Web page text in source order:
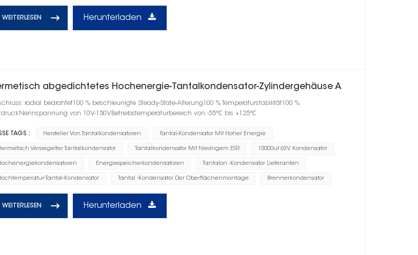
WEITERLESEN Herunterladen
abgedichtetes Hochenergie-Tantalkondensator-Zylindergehäuse A
radial bedrahtet100 % beschleunigte Steady-State-Alterung100 % Temperaturstabilität100 %
von 10V-150VBetriebstemperaturbereich von -55℃ bis +125℃
TAGS : Hersteller Von Tantalkondensatoren Tantal-Kondensator Mit Hoher Energie
Versiegelter Tantalkondensator Tantalkondensator Mit Niedrigem ESR 15000uf 63V Kondensator
Energiespeicherkondensatoren Tantalon -Kondensator Lieferanten
Tantal-Kondensator Tantal -Kondensator Der Oberflächenmontage Brennerkondensator
WEITERLESEN Herunterladen